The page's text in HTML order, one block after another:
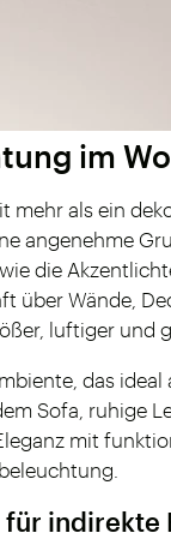
im
mehr als ein
angenehme
die
über Wände,
luftiger und
das
Sofa, ruhige
mit